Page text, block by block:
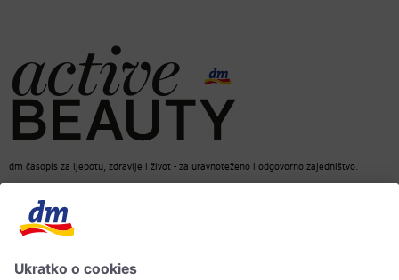
dm časopis za ljepotu, zdravlje i život - za uravnoteženo i odgovorno zajedništvo.